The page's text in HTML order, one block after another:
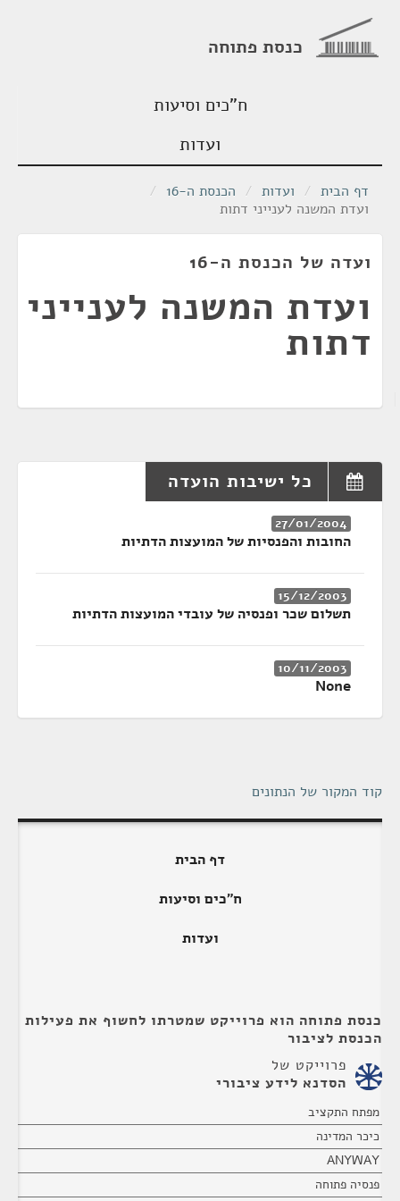
כנסת פתוחה
ח"כים וסיעות
ועדות
דף הבית / ועדות / הכנסת ה-16
/
ועדת המשנה לענייני דתות
ועדה של הכנסת ה-16
ועדת המשנה לענייני
דתות
כל ישיבות הועדה
27/01/2004
החובות והפנסיות של המועצות הדתיות
15/12/2003
תשלום שכר ופנסיה של עובדי המועצות הדתיות
10/11/2003
None
קוד המקור של הנתונים
דף הבית
ח"כים וסיעות
ועדות
כנסת פתוחה הוא פרוייקט שמטרתו לחשוף את פעילות
הכנסת לציבור
פרוייקט של
הסדנא לידע ציבורי
מפתח התקציב
כיכר המדינה
ANYWAY
פנסיה פתוחה